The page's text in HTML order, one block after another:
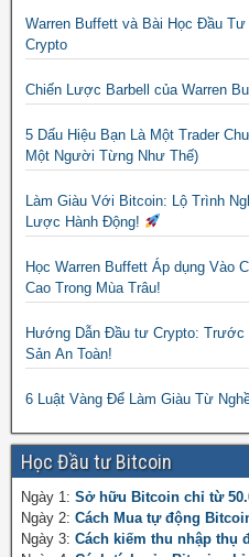
Warren Buffett và Bài Học Đầu
Crypto
Chiến Lược Barbell của Warren
5 Dấu Hiệu Bạn Là Một Trader
Một Người Từng Như Thế)
Làm Giàu Với Bitcoin: Lộ Trình
Lược Hành Động!
Học Warren Buffett Áp dụng Vào
Cao Trong Mùa Trâu!
Hướng Dẫn Đầu tư Crypto:
Sản An Toàn!
6 Luật Vàng Để Làm Giàu Từ
Học Đầu tư Bitcoin
Ngày 1: Sở hữu Bitcoin chỉ từ
Ngày 2: Cách Mua tự động
Ngày 3: Cách kiếm thu nhập thụ